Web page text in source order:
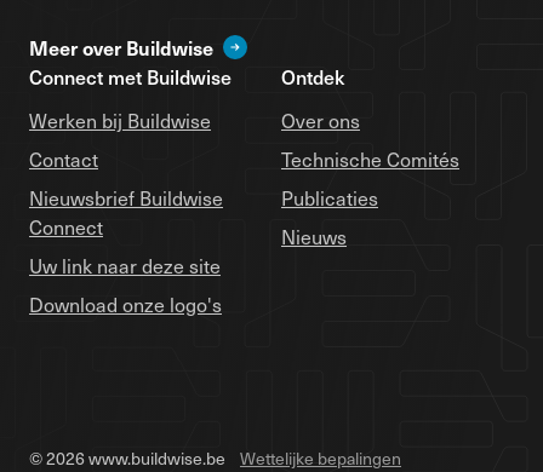
Meer over Buildwise
Connect met Buildwise
Werken bij Buildwise
Contact
Nieuwsbrief Buildwise
Connect
Uw link naar deze site
Download onze logo's
Ontdek
Over ons
Technische Comités
Publicaties
Nieuws
© 2026 www.buildwise.be Wettelijke bepalingen